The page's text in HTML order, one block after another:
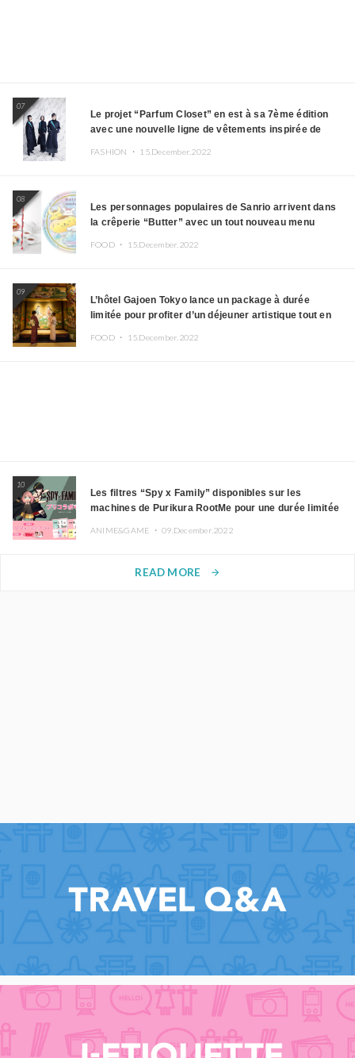
07
Le projet “Parfum Closet” en est à sa 7ème édition
avec une nouvelle ligne de vêtements inspirée de
FASHION ・ 15.December.2022
08
Les personnages populaires de Sanrio arrivent dans
la crêperie “Butter” avec un tout nouveau menu
FOOD ・ 15.December.2022
09
L’hôtel Gajoen Tokyo lance un package à durée
limitée pour profiter d’un déjeuner artistique tout en
FOOD ・ 15.December.2022
10
Les filtres “Spy x Family” disponibles sur les
machines de Purikura RootMe pour une durée limitée
ANIME&GAME ・09.December.2022
READ MORE arrow_forward